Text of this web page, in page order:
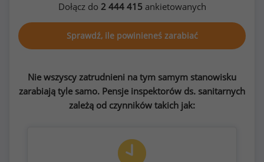
Dołącz do 2 444 415ankietowanych
Sprawdź, ile powinieneś zarabiać
Nie wszyscy zatrudnieni na tym samym stanowisku
zarabiają tyle samo. Pensje inspektorów ds. sanitarnych
zależą od czynników takich jak: